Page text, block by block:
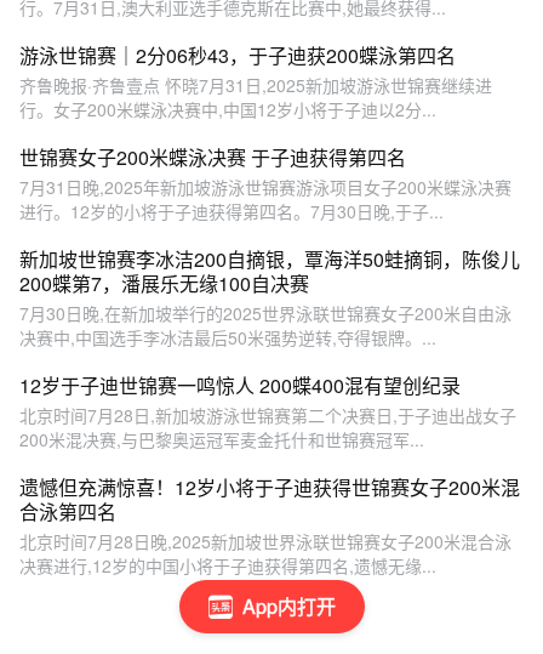
App内打开
行。7月31日,澳大利亚选手德克斯在比赛中,她最终获得...
游泳世锦赛｜2分06秒43，于子迪获200蝶泳第四名
齐鲁晚报·齐鲁壹点 怀晓7月31日,2025新加坡游泳世锦赛继续进
行。女子200米蝶泳决赛中,中国12岁小将于子迪以2分...
世锦赛女子200米蝶泳决赛 于子迪获得第四名
7月31日晚,2025年新加坡游泳世锦赛游泳项目女子200米蝶泳决赛
进行。12岁的小将于子迪获得第四名。7月30日晚,于子...
新加坡世锦赛李冰洁200自摘银，覃海洋50蛙摘铜，陈俊儿
200蝶第7，潘展乐无缘100自决赛
7月30日晚,在新加坡举行的2025世界泳联世锦赛女子200米自由泳
决赛中,中国选手李冰洁最后50米强势逆转,夺得银牌。...
12岁于子迪世锦赛一鸣惊人 200蝶400混有望创纪录
北京时间7月28日,新加坡游泳世锦赛第二个决赛日,于子迪出战女子
200米混决赛,与巴黎奥运冠军麦金托什和世锦赛冠军...
遗憾但充满惊喜！12岁小将于子迪获得世锦赛女子200米混
合泳第四名
北京时间7月28日晚,2025新加坡世界泳联世锦赛女子200米混合泳
决赛进行,12岁的中国小将于子迪获得第四名,遗憾无缘...